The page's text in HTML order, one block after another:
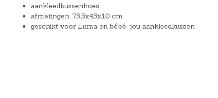
aankleedkussenhoes
afmetingen: 75,5x45x10 cm.
geschikt voor Luma en bébé-jou aankleedkussen